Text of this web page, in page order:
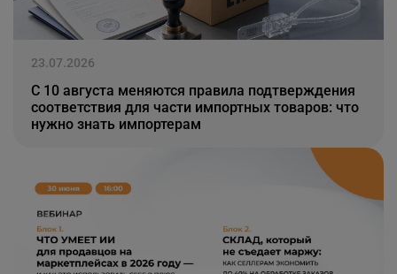
23.07.2026
С 10 августа меняются правила подтверждения
соответствия для части импортных товаров: что
нужно знать импортерам